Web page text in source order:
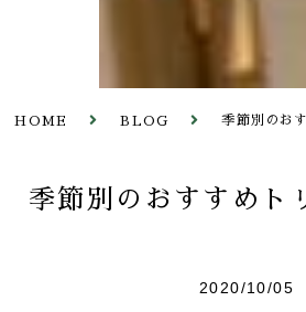
HOME BLOG 季節別のお
季節別のおすすめト
2020/10/05